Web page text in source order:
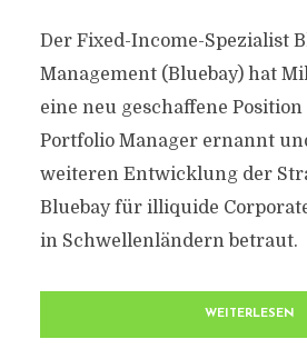
Der Fixed-Income-Spezialist
Management (Bluebay) hat
eine neu geschaffene Position
Portfolio Manager ernannt
weiteren Entwicklung der
Bluebay für illiquide
in Schwellenländern betraut.
WEITERLESEN